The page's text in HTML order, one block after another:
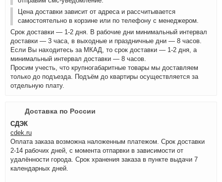
Цена доставки зависит от адреса и рассчитывается
самостоятельно в корзине или по телефону с менеджером.
Срок доставки — 1-2 дня. В рабочие дни минимальный интервал
доставки — 3 часа, в выходные и праздничные дни — 8 часов.
Если Вы находитесь за МКАД, то срок доставки — 1-2 дня, а
минимальный интервал доставки — 8 часов.
Просим учесть, что крупногабаритные товары мы доставляем
только до подъезда. Подъём до квартиры осуществляется за
отдельную плату.
Доставка по России
СДЭК
cdek.ru
Оплата заказа возможна наложенным платежом. Срок доставки
2-14 рабочих дней, с момента отпарвки в зависимости от
удалённости города. Срок хранения заказа в пункте выдачи 7
календарных дней.